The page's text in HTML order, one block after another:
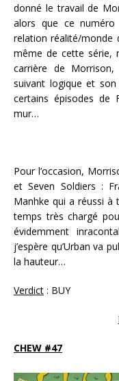
donné le travail de
alors que ce
relation réalité/monde
même de cette série,
carrière de
suivant logique et
certains épisodes de
mur…
Pour l’occasion,
et Seven Soldiers :
Manhke qui a réussi à
temps très chargé
évidemment
j’espère qu’Urban va
la hauteur…
Verdict : BUY
CHEW #47